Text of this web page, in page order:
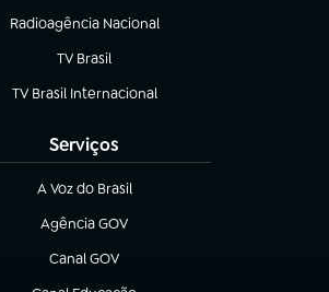
Radioagência Nacional
(abre em nova aba)
TV Brasil
(abre em nova aba)
TV Brasil Internacional
(abre em nova aba)
Serviços
A Voz do Brasil
(abre em nova aba)
Agência GOV
(abre em nova aba)
Canal GOV
(abre em nova aba)